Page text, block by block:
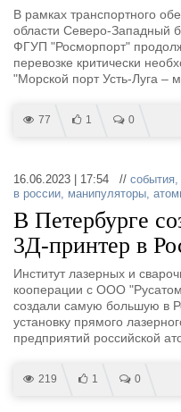
В рамках транспортного
области Северо-Западный
ФГУП "Росморпорт"
перевозке критически
"Морской порт Усть-Луга –
77 1 0
16.06.2023 | 17:54 // события,
в россии, манипуляторы,
В Петербурге
3Д-принтер в
Институт лазерных и
кооперации с ООО
создали самую большую в
установку прямого
предприятий российской
219 1 0